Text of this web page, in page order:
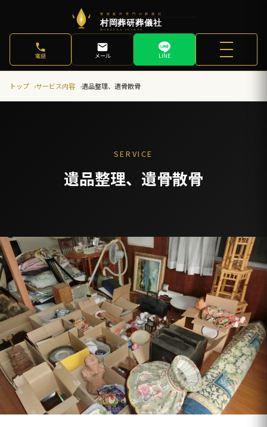
電話 メール LINE
トップ サービス内容 遺品整理、遺骨散骨
SERVICE
遺品整理、遺骨散骨